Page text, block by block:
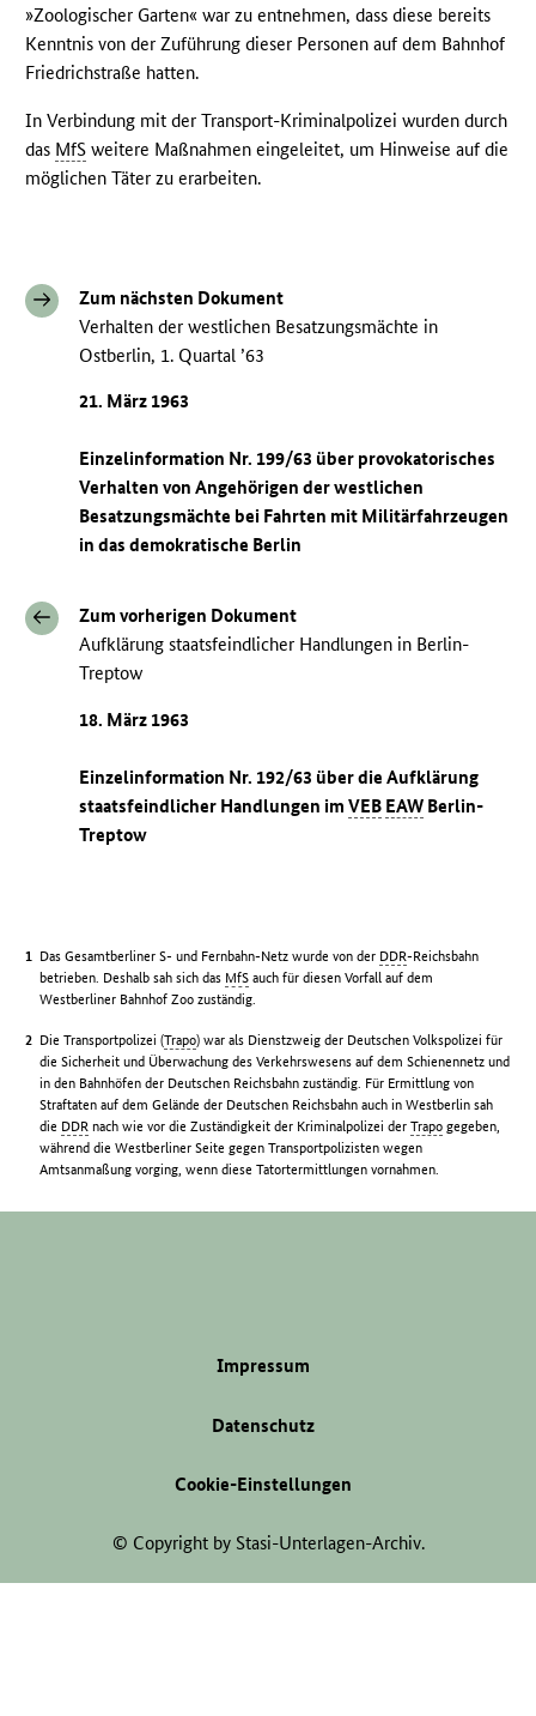
»Zoologischer Garten« war zu entnehmen, dass diese bereits
Kenntnis von der Zuführung dieser Personen auf dem Bahnhof
Friedrichstraße hatten.
In Verbindung mit der Transport-Kriminalpolizei wurden durch
das MfS weitere Maßnahmen eingeleitet, um Hinweise auf die
möglichen Täter zu erarbeiten.
Zum nächsten Dokument
Verhalten der westlichen Besatzungsmächte in
Ostberlin, 1. Quartal ’63
21. März 1963
Einzelinformation Nr. 199/63 über provokatorisches
Verhalten von Angehörigen der westlichen
Besatzungsmächte bei Fahrten mit Militärfahrzeugen
in das demokratische Berlin
Zum vorherigen Dokument
Aufklärung staatsfeindlicher Handlungen in Berlin-
Treptow
18. März 1963
Einzelinformation Nr. 192/63 über die Aufklärung
staatsfeindlicher Handlungen imVEB EAW Berlin-
Treptow
Das Gesamtberliner S- und Fernbahn-Netz wurde von der DDR-Reichsbahn
betrieben. Deshalb sah sich das MfS auch für diesen Vorfall auf dem
Westberliner Bahnhof Zoo zuständig.
Die Transportpolizei (Trapo) war als Dienstzweig der Deutschen Volkspolizei für
die Sicherheit und Überwachung des Verkehrswesens auf dem Schienennetz und
in den Bahnhöfen der Deutschen Reichsbahn zuständig. Für Ermittlung von
Straftaten auf dem Gelände der Deutschen Reichsbahn auch in Westberlin sah
die DDR nach wie vor die Zuständigkeit der Kriminalpolizei derTrapo gegeben,
während die Westberliner Seite gegen Transportpolizisten wegen
Amtsanmaßung vorging, wenn diese Tatortermittlungen vornahmen.
Impressum
Datenschutz
Cookie-Einstellungen
© Copyright by Stasi-Unterlagen-Archiv.